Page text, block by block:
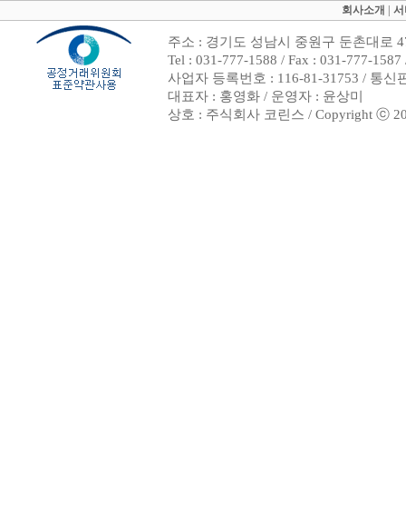
회사소개
주소 : 경기도 성남시 중원구 둔촌대로
Tel : 031-777-1588 / Fax : 031-777-
사업자 등록번호 : 116-81-31753 / 통신
대표자 : 홍영화 / 운영자 : 윤상미
상호 : 주식회사 코린스 / Copyright ⓒ